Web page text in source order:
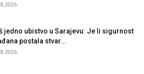
jedno ubistvo u Sarajevu: Je li sigurnost
postala stvar...